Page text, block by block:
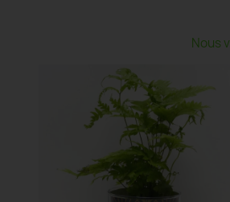
Nous